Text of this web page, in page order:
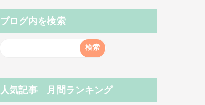
ブログ内を検索
人気記事 月間ランキング